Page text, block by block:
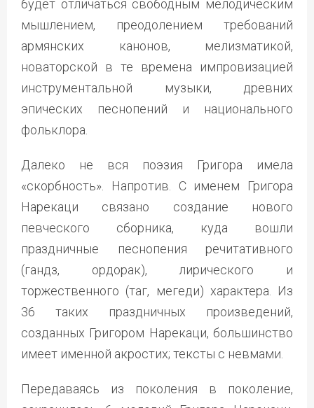
будет отличаться свободным мелодическим
мышлением, преодолением требований
армянских канонов, мелизматикой,
новаторской в те времена импровизацией
инструментальной музыки, древних
эпических песнопений и национального
фольклора.
Далеко не вся поэзия Григора имела
«скорбность». Напротив. С именем Григора
Нарекаци связано создание нового
певческого сборника, куда вошли
праздничные песнопения речитативного
(гандз, ордорак), лирического и
торжественного (таг, мегеди) характера. Из
36 таких праздничных произведений,
созданных Григором Нарекаци, большинство
имеет именной акростих; тексты с невмами.
Передаваясь из поколения в поколение,